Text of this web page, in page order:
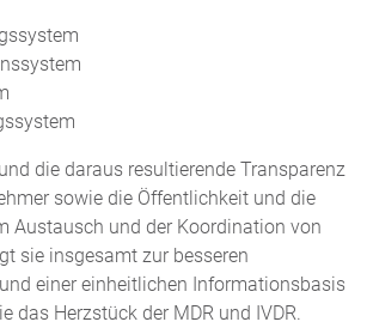
die daraus resultierende Transparenz
sowie die Öffentlichkeit und die
Austausch und der Koordination von
sie insgesamt zur besseren
einer einheitlichen Informationsbasis
das Herzstück der MDR und IVDR.